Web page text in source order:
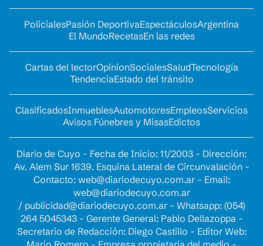
PolicialesPasión DeportivaEspectáculosArgentina
El MundoRecetasEn las redes
Cartas del lectorOpinionSocialesSaludTecnología
TendenciaEstado del tránsito
ClasificadosInmueblesAutomotoresEmpleosServicios
Avisos Fúnebres y MisasEdictos
Diario de Cuyo - Fecha de Inicio: 11/2003 - Dirección:
Av. Alem Sur 1639. Esquina Lateral de Circunvalación -
Contacto: web@diariodecuyo.com.ar- Email:
web@diariodecuyo.com.ar
/ publicidad@diariodecuyo.com.ar- Whatsapp: (054)
264 5045343 - Gerente General: Pablo Dellazoppa -
Secretario de Redacción: Diego Castillo - Editor Web: